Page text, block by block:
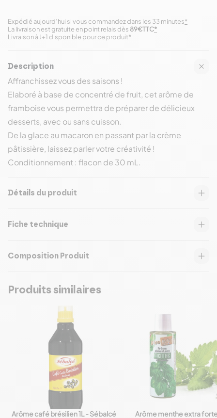
Expédié aujourd’hui si vous commandez dans les 33 minutes*
Livraison à J+1 disponible pour ce produit*
La livraison est gratuite en point relais dès 89€TTC*
Description
Affranchissez vous des saisons !
Elaboré à base de concentré de fruit, cet arôme de
framboise vous permettra de préparer de délicieux
desserts, avec ou sans cuisson.
De la glace au macaron en passant par la crème
pâtissière, laissez parler votre créativité !
Conditionnement : flacon de 30 mL.
Détails du produit
Fiche technique
Composition Produit
Produits similaires
Arôme café brésilien 1L - Sébalcé Arôme menthe extra forte